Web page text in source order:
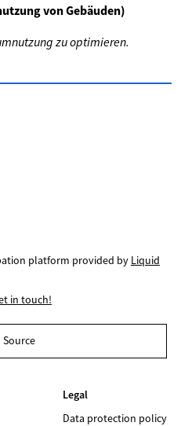
von Gebäuden)
zu optimieren.
platform provided by Liquid
in touch!
Source
Legal
Data protection policy